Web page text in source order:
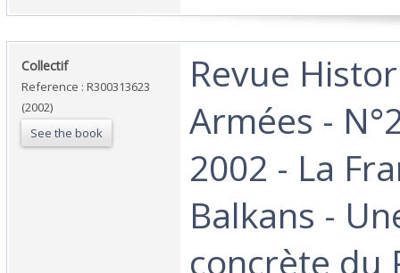
‎Collectif‎
Reference : R300313623
(2002)
See the book
‎Revue
Armées -
2002 - La
Balkans -
concrète du